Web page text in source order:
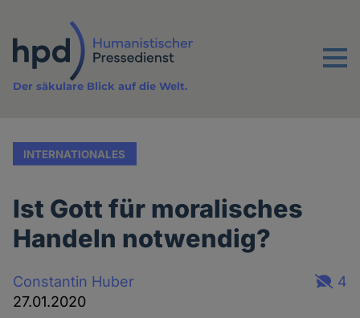
Inhalt
Menu
Der säkulare Blick auf die Welt.
INTERNATIONALES
Ist Gott für moralisches
Handeln notwendig?
Constantin Huber
27.01.2020
4